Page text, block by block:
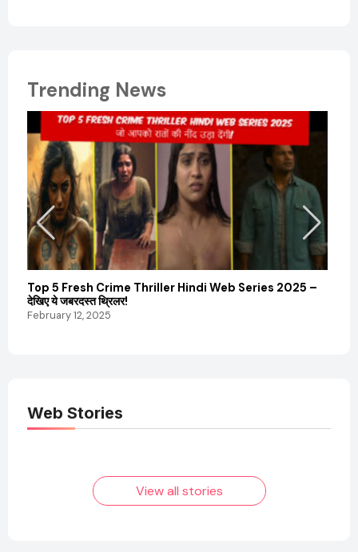
Trending News
Top 5 Fresh Crime Thriller Hindi Web Series 2025 –
देखिए ये जबरदस्त थ्रिलर!
February 12, 2025
Web Stories
Elvish Yadav: एक
आम लड़के से यूट्यूबर
फिल्मों का जादू और उनका
View all stories